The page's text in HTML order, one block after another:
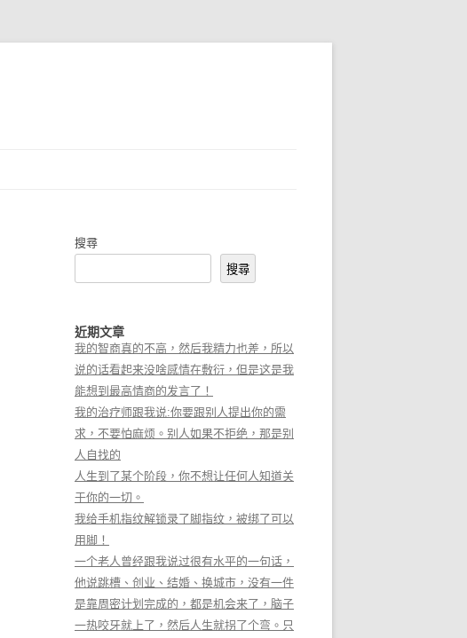
搜尋
搜尋
近期文章
我的智商真的不高，然后我精力也差，所以
说的话看起来没啥感情在敷衍，但是这是我
能想到最高情商的发言了！
我的治疗师跟我说:你要跟别人提出你的需
求，不要怕麻烦。别人如果不拒绝，那是别
人自找的
人生到了某个阶段，你不想让任何人知道关
于你的一切。
我给手机指纹解锁录了脚指纹，被绑了可以
用脚！
一个老人曾经跟我说过很有水平的一句话，
他说跳槽、创业、结婚、换城市，没有一件
是靠周密计划完成的，都是机会来了，脑子
一热咬牙就上了，然后人生就拐了个弯。只